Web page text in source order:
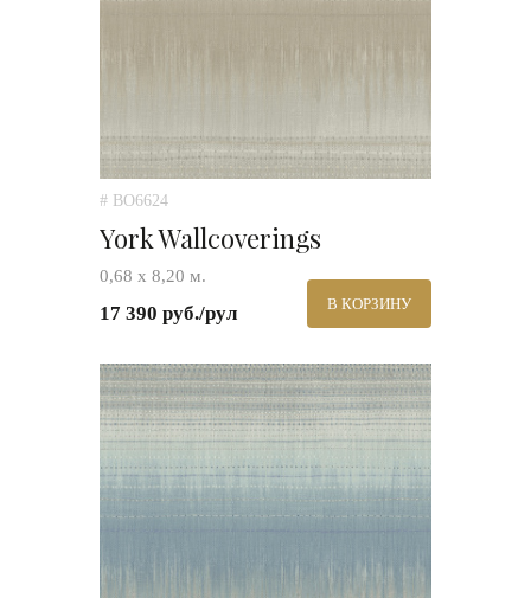
# BO6624
York Wallcoverings
0,68 х 8,20 м.
17 390 руб./рул В КОРЗИНУ